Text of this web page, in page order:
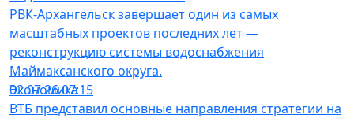
РВК-Архангельск завершает один из самых
масштабных проектов последних лет —
реконструкцию системы водоснабжения
Маймаксанского округа.
Экономика
02.07.26 07:15
ВТБ представил основные направления стратегии на